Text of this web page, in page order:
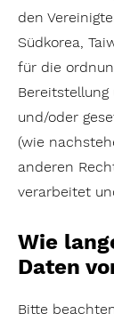
den
Südkorea,
für die
Bereitstellung
und/oder
(wie
anderen
verarbeitet
Wie
Daten
Bitte